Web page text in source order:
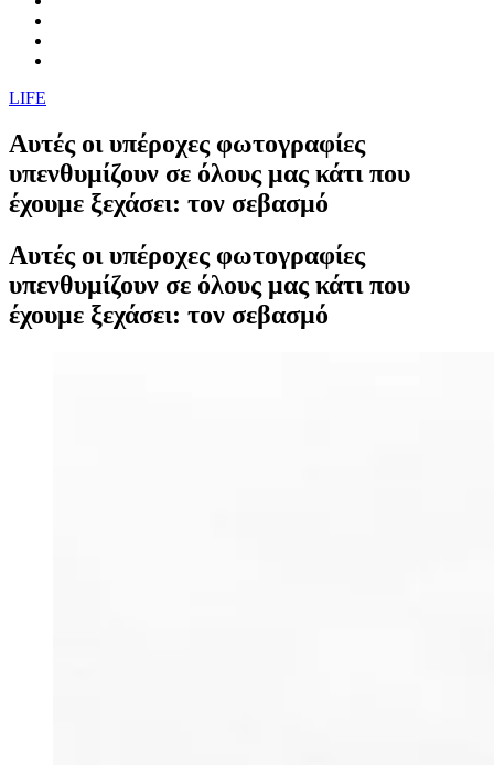
LIFE
Αυτές οι υπέροχες φωτογραφίες
υπενθυμίζουν σε όλους μας κάτι που
έχουμε ξεχάσει: τον σεβασμό
Αυτές οι υπέροχες φωτογραφίες
υπενθυμίζουν σε όλους μας κάτι που
έχουμε ξεχάσει: τον σεβασμό